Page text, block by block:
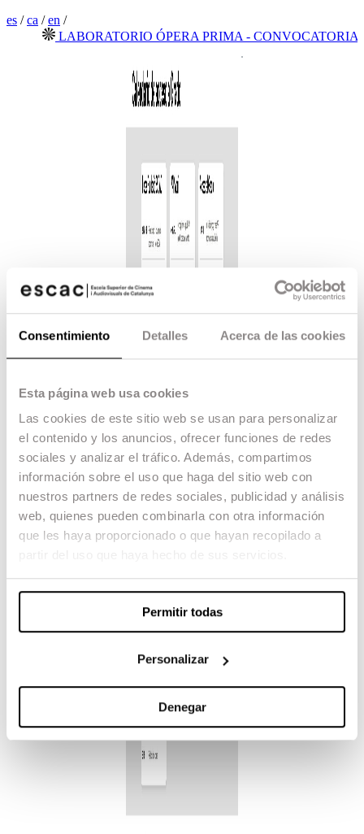
Consentimiento Detalles Acerca de las cookies
Esta página web usa cookies
Las cookies de este sitio web se usan para personalizar
el contenido y los anuncios, ofrecer funciones de redes
sociales y analizar el tráfico. Además, compartimos
información sobre el uso que haga del sitio web con
nuestros partners de redes sociales, publicidad y análisis
web, quienes pueden combinarla con otra información
que les haya proporcionado o que hayan recopilado a
Permitir todas
Personalizar
Denegar
es /ca /en /
LABORATORIO ÓPERA PRIMA - CONVOCATORIA